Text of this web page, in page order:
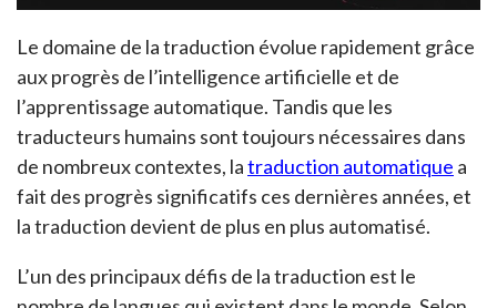
Le domaine de la traduction évolue rapidement grâce
aux progrès de l’intelligence artificielle et de
l’apprentissage automatique. Tandis que les
traducteurs humains sont toujours nécessaires dans
de nombreux contextes, latraduction automatique a
fait des progrès significatifs ces dernières années, et
la traduction devient de plus en plus automatisé.
L’un des principaux défis de la traduction est le